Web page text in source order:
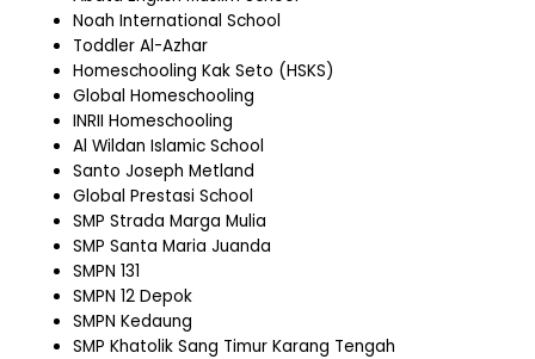
Noah International School
Toddler Al-Azhar
Homeschooling Kak Seto (HSKS)
Global Homeschooling
INRII Homeschooling
Al Wildan Islamic School
Santo Joseph Metland
Global Prestasi School
SMP Strada Marga Mulia
SMP Santa Maria Juanda
SMPN 131
SMPN 12 Depok
SMPN Kedaung
SMP Khatolik Sang Timur Karang Tengah